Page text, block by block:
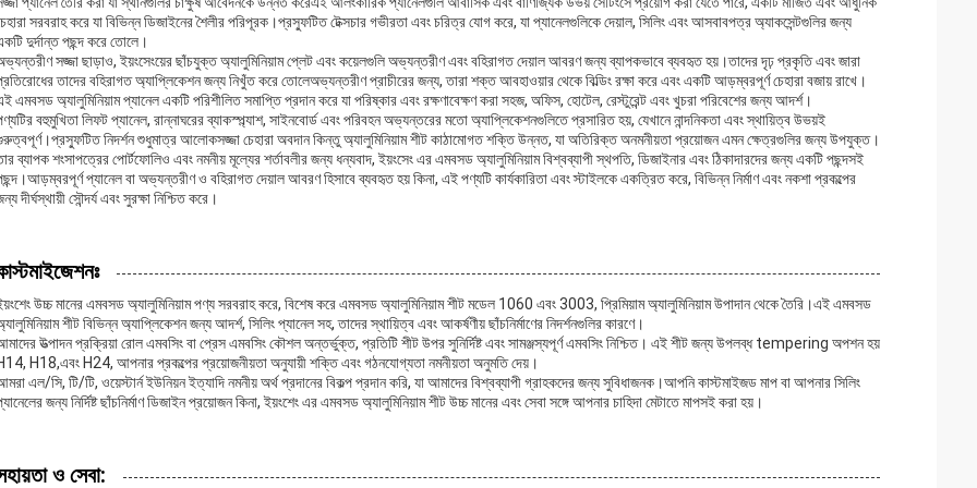
সরবরাহ করে যা বিভিন্ন ডিজাইনের শৈলীর পরিপূরক।প্রস্ফুটিত টেক্সচার গভীরতা এবং চরিত্র যোগ করে, যা প্যানেলগুলিকে দেয়াল, সিলিং এবং আসবাবপত্র অ্যাকসেন্টগুলির জন্য
দুর্দান্ত পছন্দ করে তোলে।
সজ্জা ছাড়াও, ইয়ংসেংয়ের ছাঁচযুক্ত অ্যালুমিনিয়াম প্লেট এবং কয়েলগুলি অভ্যন্তরীণ এবং বহিরাগত দেয়াল আবরণ জন্য ব্যাপকভাবে ব্যবহৃত হয়।তাদের দৃঢ় প্রকৃতি এবং জারা
তাদের বহিরাগত অ্যাপ্লিকেশন জন্য নিখুঁত করে তোলেঅভ্যন্তরীণ প্রাচীরের জন্য, তারা শক্ত আবহাওয়ার থেকে বিল্ডিং রক্ষা করে এবং একটি আড়ম্বরপূর্ণ চেহারা বজায় রাখে।
এমবসড অ্যালুমিনিয়াম প্যানেল একটি পরিশীলিত সমাপ্তি প্রদান করে যা পরিষ্কার এবং রক্ষণাবেক্ষণ করা সহজ, অফিস, হোটেল, রেস্টুরেন্ট এবং খুচরা পরিবেশের জন্য আদর্শ।
বহুমুখিতা লিফট প্যানেল, রান্নাঘরের ব্যাকস্প্ল্যাশ, সাইনবোর্ড এবং পরিবহন অভ্যন্তরের মতো অ্যাপ্লিকেশনগুলিতে প্রসারিত হয়, যেখানে নান্দনিকতা এবং স্থায়িত্ব উভয়ই
নিদর্শন শুধুমাত্র আলোকসজ্জা চেহারা অবদান কিন্তু অ্যালুমিনিয়াম শীট কাঠামোগত শক্তি উন্নত, যা অতিরিক্ত অনমনীয়তা প্রয়োজন এমন ক্ষেত্রগুলির জন্য উপযুক্ত।
ব্যাপক শংসাপত্রের পোর্টফোলিও এবং নমনীয় মূল্যের শর্তাবলীর জন্য ধন্যবাদ, ইয়ংসেং এর এমবসড অ্যালুমিনিয়াম বিশ্বব্যাপী স্থপতি, ডিজাইনার এবং ঠিকাদারদের জন্য একটি পছন্দসই
প্যানেল বা অভ্যন্তরীণ ও বহিরাগত দেয়াল আবরণ হিসাবে ব্যবহৃত হয় কিনা, এই পণ্যটি কার্যকারিতা এবং স্টাইলকে একত্রিত করে, বিভিন্ন নির্মাণ এবং নকশা প্রকল্পের
দীর্ঘস্থায়ী সৌন্দর্য এবং সুরক্ষা নিশ্চিত করে।
উচ্চ মানের এমবসড অ্যালুমিনিয়াম পণ্য সরবরাহ করে, বিশেষ করে এমবসড অ্যালুমিনিয়াম শীট মডেল 1060 এবং 3003, প্রিমিয়াম অ্যালুমিনিয়াম উপাদান থেকে তৈরি।এই এমবসড
শীট বিভিন্ন অ্যাপ্লিকেশন জন্য আদর্শ, সিলিং প্যানেল সহ, তাদের স্থায়িত্ব এবং আকর্ষণীয় ছাঁচনির্মাণের নিদর্শনগুলির কারণে।
উত্পাদন প্রক্রিয়া রোল এমবসিং বা প্রেস এমবসিং কৌশল অন্তর্ভুক্ত, প্রতিটি শীট উপর সুনির্দিষ্ট এবং সামঞ্জস্যপূর্ণ এমবসিং নিশ্চিত। এই শীট জন্য উপলব্ধ tempering অপশন হয়
H18,এবং H24, আপনার প্রকল্পের প্রয়োজনীয়তা অনুযায়ী শক্তি এবং গঠনযোগ্যতা নমনীয়তা অনুমতি দেয়।
এল/সি, টি/টি, ওয়েস্টার্ন ইউনিয়ন ইত্যাদি নমনীয় অর্থ প্রদানের বিকল্প প্রদান করি, যা আমাদের বিশ্বব্যাপী গ্রাহকদের জন্য সুবিধাজনক।আপনি কাস্টমাইজড মাপ বা আপনার সিলিং
জন্য নির্দিষ্ট ছাঁচনির্মাণ ডিজাইন প্রয়োজন কিনা, ইয়ংশেং এর এমবসড অ্যালুমিনিয়াম শীট উচ্চ মানের এবং সেবা সঙ্গে আপনার চাহিদা মেটাতে মাপসই করা হয়।
ও সেবা: